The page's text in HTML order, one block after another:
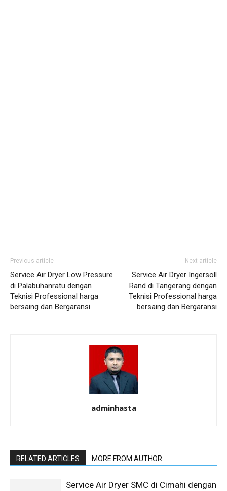
Previous article
Service Air Dryer Low Pressure
di Palabuhanratu dengan
Teknisi Professional harga
bersaing dan Bergaransi
Next article
Service Air Dryer Ingersoll
Rand di Tangerang dengan
Teknisi Professional harga
bersaing dan Bergaransi
adminhasta
RELATED ARTICLES MORE FROM AUTHOR
Service Air Dryer SMC di Cimahi dengan